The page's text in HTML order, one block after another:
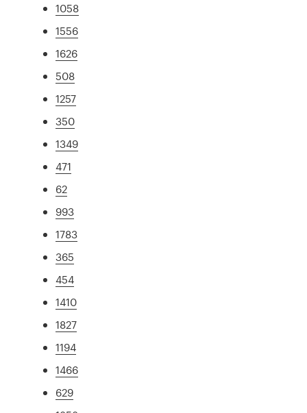
1058
1556
1626
508
1257
350
1349
471
62
993
1783
365
454
1410
1827
1194
1466
629